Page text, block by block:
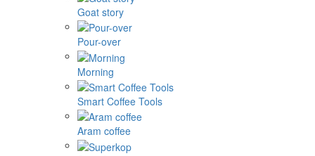
Goat story
Pour-over
Morning
Smart Coffee Tools
Aram coffee